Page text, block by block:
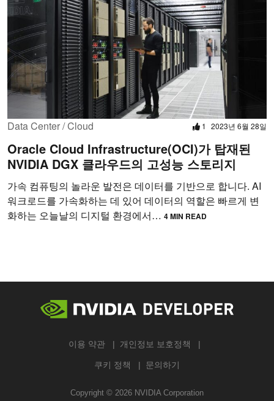
Data Center / Cloud 1 2023년 6월 28일
Oracle Cloud Infrastructure(OCI)가 탑재된
NVIDIA DGX 클라우드의 고성능 스토리지
가속 컴퓨팅의 놀라운 발전은 데이터를 기반으로 합니다. AI
워크로드를 가속화하는 데 있어 데이터의 역할은 빠르게 변
화하는 오늘날의 디지털 환경에서… 4 MIN READ
이용 약관 개인정보 보호정책
쿠키 정책 문의하기
Copyright © 2026 NVIDIA Corporation